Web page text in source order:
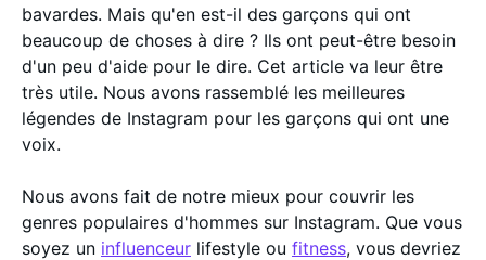
bavardes. Mais qu'en est-il des garçons qui ont
beaucoup de choses à dire ? Ils ont peut-être besoin
d'un peu d'aide pour le dire. Cet article va leur être
très utile. Nous avons rassemblé les meilleures
légendes de Instagram pour les garçons qui ont une
voix.
Nous avons fait de notre mieux pour couvrir les
genres populaires d'hommes sur Instagram. Que vous
soyez un influenceur lifestyle ou fitness, vous devriez